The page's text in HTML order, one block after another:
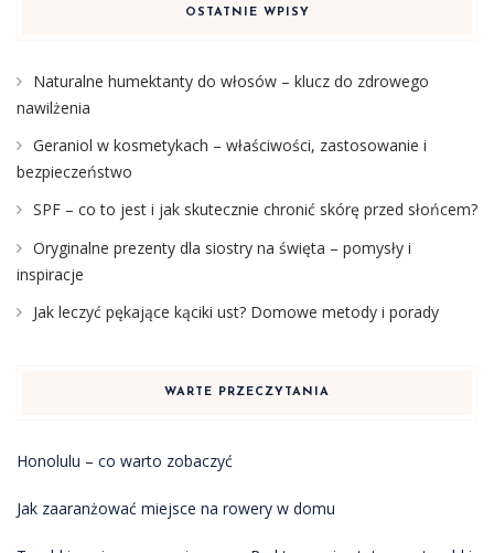
OSTATNIE WPISY
Naturalne humektanty do włosów – klucz do zdrowego
nawilżenia
Geraniol w kosmetykach – właściwości, zastosowanie i
bezpieczeństwo
SPF – co to jest i jak skutecznie chronić skórę przed słońcem?
Oryginalne prezenty dla siostry na święta – pomysły i
inspiracje
Jak leczyć pękające kąciki ust? Domowe metody i porady
WARTE PRZECZYTANIA
Honolulu – co warto zobaczyć
Jak zaaranżować miejsce na rowery w domu